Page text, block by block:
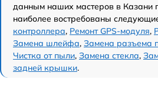
данным наших мастеров в Казани
наиболее востребованы
контроллера, Ремонт GPS-модуля,
Замена шлейфа, Замена разъема
Чистка от пыли, Замена стекла,
задней крышки.